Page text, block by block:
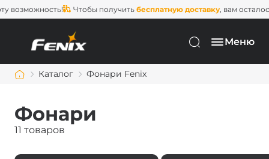
Чтобы получитьбесплатную доставку, вам осталось
Меню
Каталог Фонари Fenix
Фонари
11 товаров